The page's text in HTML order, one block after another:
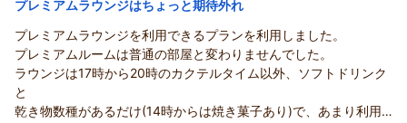
プレミアムラウンジはちょっと期待外れ
プレミアムラウンジを利用できるプランを利用しました。
プレミアムルームは普通の部屋と変わりませんでした。
ラウンジは17時から20時のカクテルタイム以外、ソフトドリンク
と
乾き物数種があるだけ(14時からは焼き菓子あり)で、あまり利用